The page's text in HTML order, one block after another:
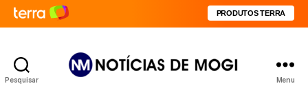
PRODUTOS TERRA
Pesquisar Menu